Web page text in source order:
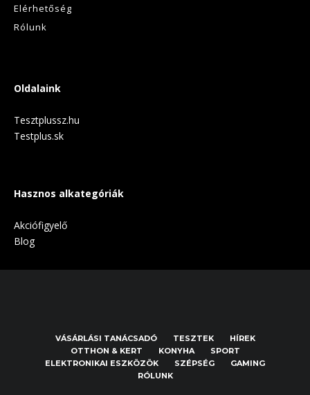
Elérhetőség
Rólunk
Oldalaink
Tesztplussz.hu
Testplus.sk
Hasznos alkategóriák
Akciófigyelő
Blog
VÁSÁRLÁSI TANÁCSADÓ TESZTEK
HÍREK
OTTHON & KERT
KONYHA
SPORT
ELEKTRONIKAI ESZKÖZÖK
SZÉPSÉG
GAMING
RÓLUNK